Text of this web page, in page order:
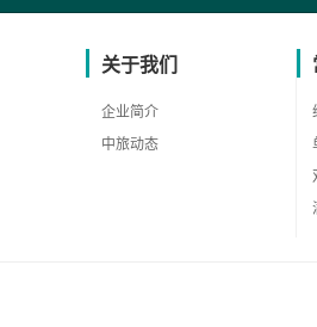
关于我们
企业简介
中旅动态